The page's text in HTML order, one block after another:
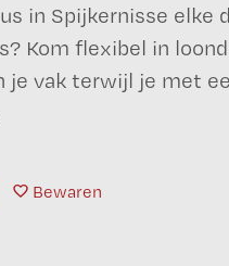
in Spijkernisse
Kom flexibel in
je vak terwijl je met
Bewaren